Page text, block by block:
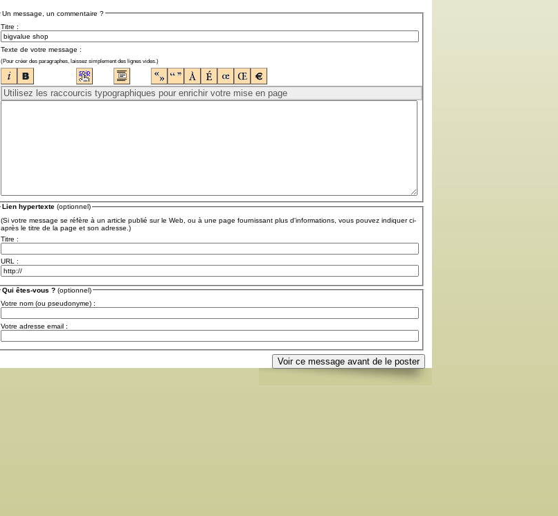
Un message, un commentaire ?
Titre :
Texte de votre message :
(Pour créer des paragraphes, laissez simplement des lignes vides.)
Lien hypertexte (optionnel)
(Si votre message se réfère à un article publié sur le Web, ou à une page fournissant plus d'informations, vous pouvez indiquer ci-
après le titre de la page et son adresse.)
Titre :
URL :
Qui êtes-vous ? (optionnel)
Votre nom (ou pseudonyme) :
Votre adresse email :